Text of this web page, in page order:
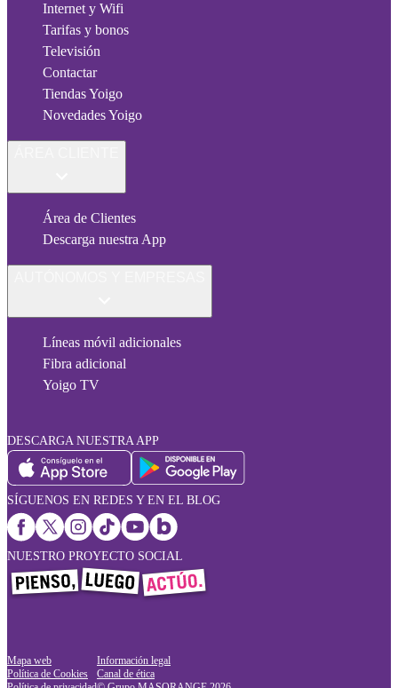
Internet y Wifi
Tarifas y bonos
Televisión
Contactar
Tiendas Yoigo
Novedades Yoigo
Área de Clientes
Descarga nuestra App
Líneas móvil adicionales
Fibra adicional
Yoigo TV
DESCARGA NUESTRA APP
SÍGUENOS EN REDES Y EN EL BLOG
NUESTRO PROYECTO SOCIAL
Mapa web
Política de Cookies
Información legal
Canal de ética